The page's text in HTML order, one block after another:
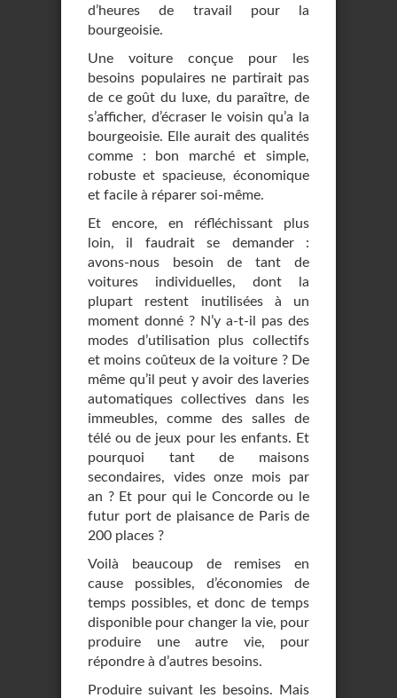
d’heures de travail pour la
bourgeoisie.
Une voiture conçue pour les
besoins populaires ne partirait pas
de ce goût du luxe, du paraître, de
s’afficher, d’écraser le voisin qu’a la
bourgeoisie. Elle aurait des qualités
comme : bon marché et simple,
robuste et spacieuse, économique
et facile à réparer soi-même.
Et encore, en réfléchissant plus
loin, il faudrait se demander :
avons-nous besoin de tant de
voitures individuelles, dont la
plupart restent inutilisées à un
moment donné ? N’y a-t-il pas des
modes d’utilisation plus collectifs
et moins coûteux de la voiture ? De
même qu’il peut y avoir des laveries
automatiques collectives dans les
immeubles, comme des salles de
télé ou de jeux pour les enfants. Et
pourquoi tant de maisons
secondaires, vides onze mois par
an ? Et pour qui le Concorde ou le
futur port de plaisance de Paris de
200 places ?
Voilà beaucoup de remises en
cause possibles, d’économies de
temps possibles, et donc de temps
disponible pour changer la vie, pour
produire une autre vie, pour
répondre à d’autres besoins.
Produire suivant les besoins. Mais